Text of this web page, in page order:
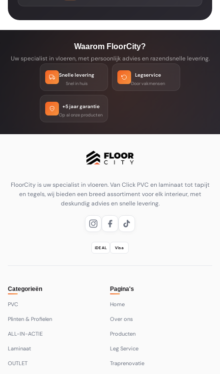
Waarom FloorCity?
Uw specialist in vloeren, met persoonlijk advies en razendsnelle levering.
Snelle levering
Snel in huis
Legservice
Door vakmensen
+5 jaar garantie
Op al onze producten
FloorCity is uw specialist in vloeren. Van Click PVC en laminaat tot tapijt
en tegels, wij bieden een breed assortiment voor elk interieur, met
deskundig advies en snelle levering.
iDEAL Visa
Categorieën
PVC
Plinten & Profielen
ALL-IN-ACTIE
Laminaat
OUTLET
Pagina's
Home
Over ons
Producten
Leg Service
Traprenovatie